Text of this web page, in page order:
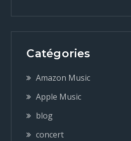
v
g
a
t
Catégories
Amazon Music
Apple Music
blog
concert